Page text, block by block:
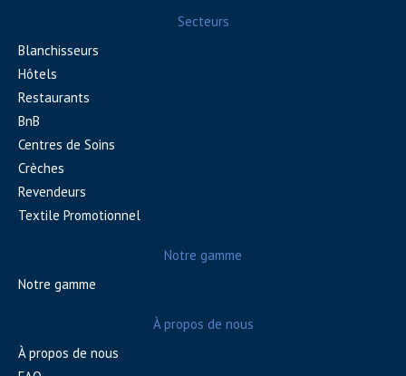
Secteurs
Blanchisseurs
Hôtels
Restaurants
BnB
Centres de Soins
Crèches
Revendeurs
Textile Promotionnel
Notre gamme
Notre gamme
À propos de nous
À propos de nous